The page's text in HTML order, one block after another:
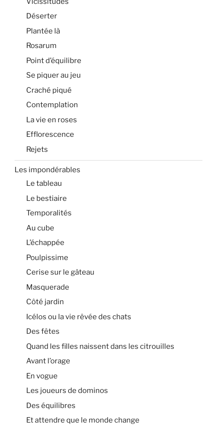
Déserter
Plantée là
Rosarum
Point d’équilibre
Se piquer au jeu
Craché piqué
Contemplation
La vie en roses
Efflorescence
Rejets
Les impondérables
Le tableau
Le bestiaire
Temporalités
Au cube
L’échappée
Poulpissime
Cerise sur le gâteau
Masquerade
Côté jardin
Icélos ou la vie rêvée des chats
Des fêtes
Quand les filles naissent dans les citrouilles
Avant l’orage
En vogue
Les joueurs de dominos
Des équilibres
Et attendre que le monde change